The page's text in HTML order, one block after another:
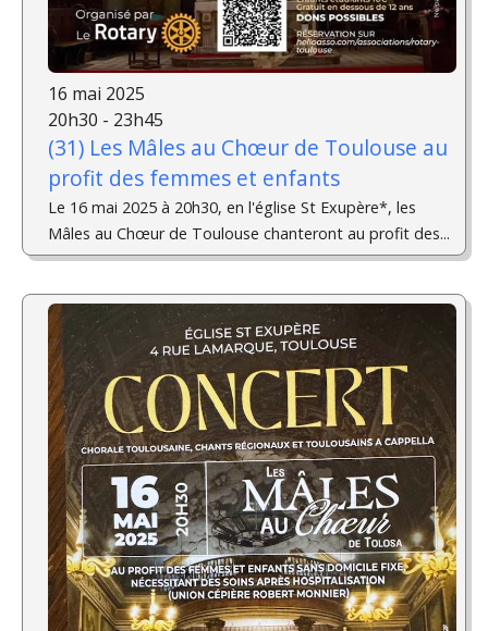
16 mai 2025
20h30 - 23h45
(31) Les Mâles au Chœur de Toulouse au
profit des femmes et enfants
Le 16 mai 2025 à 20h30, en l'église St Exupère*, les
Mâles au Chœur de Toulouse chanteront au profit des...